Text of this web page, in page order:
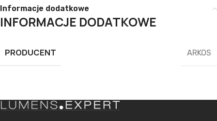
Informacje dodatkowe
INFORMACJE DODATKOWE
PRODUCENT ARKOS